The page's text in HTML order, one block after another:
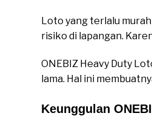
Loto yang terlalu
risiko di lapangan.
ONEBIZ Heavy Duty
lama. Hal ini
Keunggulan